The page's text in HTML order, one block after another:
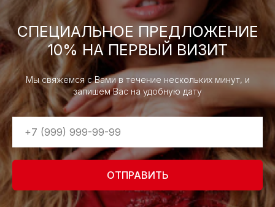
СПЕЦИАЛЬНОЕ ПРЕДЛОЖЕНИЕ
10% НА ПЕРВЫЙ ВИЗИТ
Мы свяжемся с Вами в течение нескольких минут, и
запишем Вас на удобную дату
ОТПРАВИТЬ